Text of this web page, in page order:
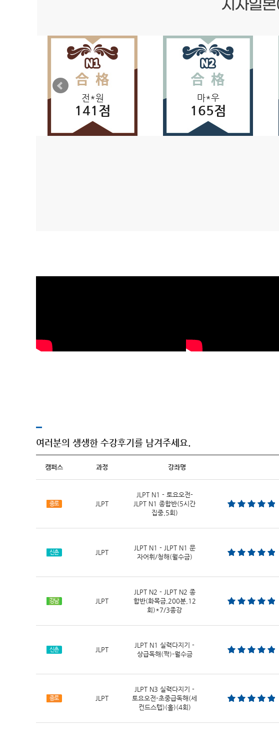
전*원
141점
마*우
165점
여러분의 생생한 수강후기를 남겨주세요.
캠퍼스 과정 강좌명
종로 JLPT
JLPT N1 - 토요오전-
JLPT N1 종합반(5시간
집중,5회)
신촌 JLPT
JLPT N1 - JLPT N1 문
자어휘/청해(월수금)
강남 JLPT
JLPT N2 - JLPT N2 종
합반(화목금,200분,12
회)*7/3종강
신촌 JLPT
JLPT N1 실력다지기 -
상급독해(짝)-월수금
종로 JLPT
JLPT N3 실력다지기 -
토요오전-초중급독해(세
컨드스텝)(홀)(4회)